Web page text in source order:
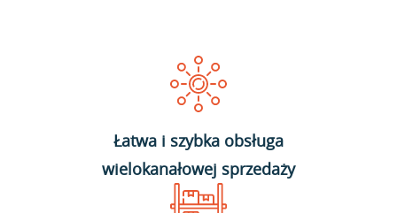
Łatwa i szybka obsługa
wielokanałowej sprzedaży